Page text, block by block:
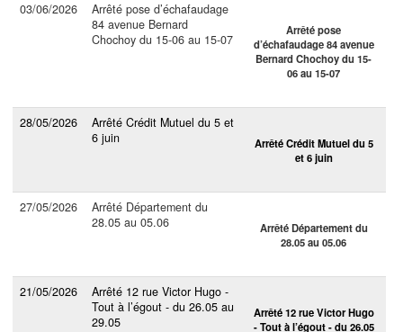
03/06/2026
Arrêté pose d’échafaudage
84 avenue Bernard
Chochoy du 15-06 au 15-07
Arrêté pose
d’échafaudage 84 avenue
Bernard Chochoy du 15-
06 au 15-07
28/05/2026
Arrêté Crédit Mutuel du 5 et
6 juin
Arrêté Crédit Mutuel du 5
et 6 juin
27/05/2026
Arrêté Département du
28.05 au 05.06
Arrêté Département du
28.05 au 05.06
21/05/2026
Arrêté 12 rue Victor Hugo -
Tout à l’égout - du 26.05 au
29.05
Arrêté 12 rue Victor Hugo
- Tout à l’égout - du 26.05